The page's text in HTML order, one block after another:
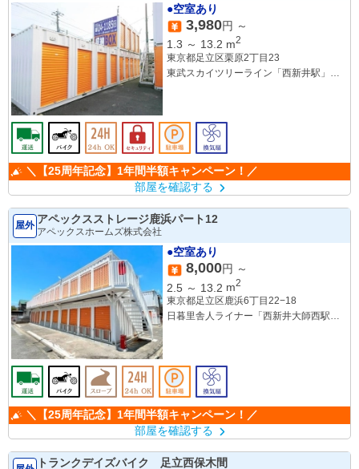
●空室あり
3,980円 ～
1.3 ～ 13.2 m2
東京都足立区栗原2丁目23
東武スカイツリーライン「西新井駅」徒
＼【25周年記念】1年間半額キャンペーン！／
部屋を確認する
屋外 アペックスストレージ鹿浜パート12
アペックスホームズ株式会社
●空室あり
8,000円 ～
2.5 ～ 13.2 m2
東京都足立区鹿浜6丁目22−18
日暮里舎人ライナー「西新井大師西駅」
26分
＼【25周年記念】1年間半額キャンペーン！／
部屋を確認する
トランクデイズバイク 足立西保木間